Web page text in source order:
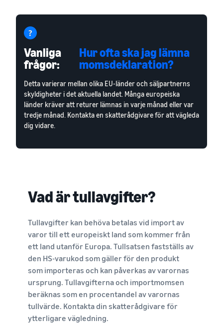
Vanliga
frågor:
Hur ofta ska jag lämna
momsdeklaration?
Detta varierar mellan olika EU-länder och säljpartnerns
skyldigheter i det aktuella landet. Många europeiska
länder kräver att returer lämnas in varje månad eller var
tredje månad. Kontakta en skatterådgivare för att vägleda
dig vidare.
Vad är tullavgifter?
Tullavgifter kan behöva betalas vid import av
varor till ett europeiskt land som kommer från
ett land utanför Europa. Tullsatsen fastställs av
den HS-varukod som gäller för den produkt
som importeras och kan påverkas av varornas
ursprung. Tullavgifterna och importmomsen
beräknas som en procentandel av varornas
tullvärde. Kontakta din skatterådgivare för
ytterligare vägledning.